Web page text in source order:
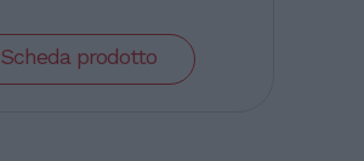
Scheda prodotto